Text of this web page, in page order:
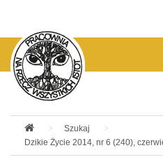
Kategorie
Szukaj
Dzikie Życie 2014, nr 6 (240),